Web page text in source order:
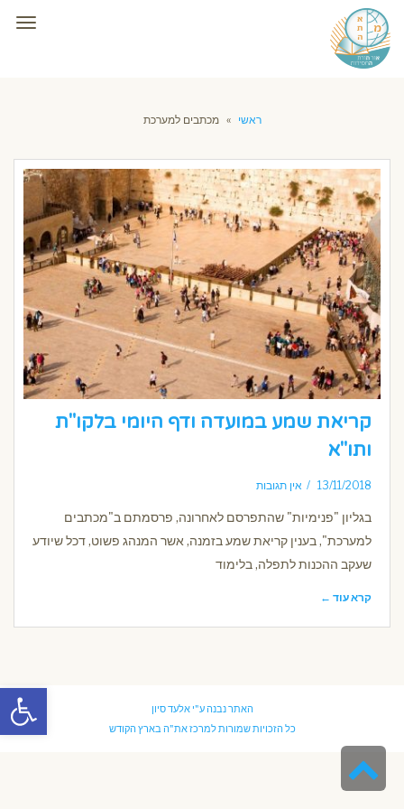
פתח
ראשי » מכתבים למערכת
קריאת שמע במועדה ודף היומי בלקו"ת
ותו"א
13/11/2018 אין תגובות
בגליון "פנימיות" שהתפרסם לאחרונה, פרסמתם ב"מכתבים
למערכת", בענין קריאת שמע בזמנה, אשר המנהג פשוט, דכל שיודע
שעקב ההכנות לתפלה, בלימוד
קרא עוד ←
האתר נבנה ע"יאלעד סיון
כל הזכויות שמורות למרכז את"ה בארץ הקודש
לראש